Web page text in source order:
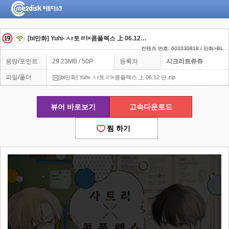
[bl만화] Yuhi-ㅅr토ㄹl×콤플렉스 上 06.12 단
컨텐츠 번호: 603330818 / 만화>BL
용량/포인트 29.23MB / 50P 등록자 시크리트쥬쥬
파일/폴더 [bl만화] Yuhi-ㅅr토ㄹl×콤플렉스 上 06.12 단.zip
뷰어 바로보기 고속다운로드
찜 하기